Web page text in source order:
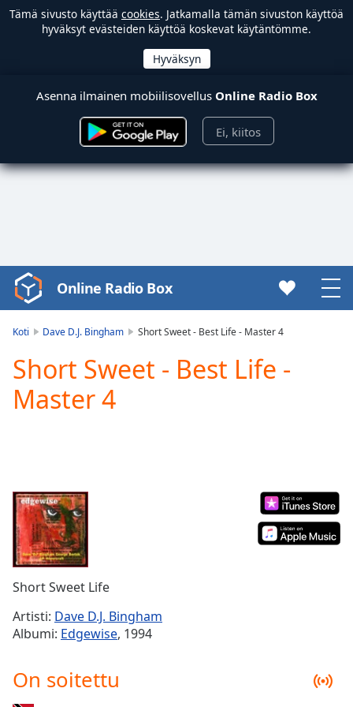
Tämä sivusto käyttää cookies. Jatkamalla tämän sivuston käyttöä
hyväksyt evästeiden käyttöä koskevat käytäntömme.
Asenna ilmainen mobiilisovellus Online Radio Box
Ei, kiitos
Video
Player
Play
Video
Play
Current
Time0:00
Duration-:-
Loaded:
Stream
TypeLIVE
Seek to
live,
liveLIVE
Online Radio Box
Koti Dave D.J. Bingham Short Sweet - Best Life - Master 4
Short Sweet - Best Life -
Master 4
Short Sweet Life
Artisti: Dave D.J. Bingham
Albumi: Edgewise, 1994
On soitettu